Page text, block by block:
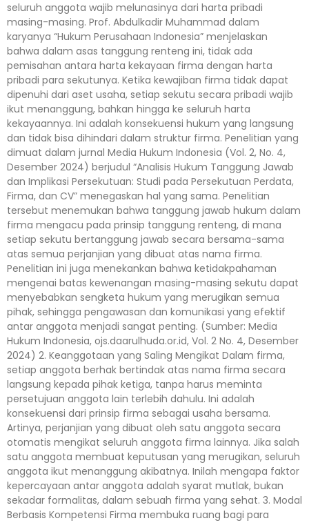
seluruh anggota wajib melunasinya dari harta pribadi
masing-masing. Prof. Abdulkadir Muhammad dalam
karyanya “Hukum Perusahaan Indonesia” menjelaskan
bahwa dalam asas tanggung renteng ini, tidak ada
pemisahan antara harta kekayaan firma dengan harta
pribadi para sekutunya. Ketika kewajiban firma tidak dapat
dipenuhi dari aset usaha, setiap sekutu secara pribadi wajib
ikut menanggung, bahkan hingga ke seluruh harta
kekayaannya. Ini adalah konsekuensi hukum yang langsung
dan tidak bisa dihindari dalam struktur firma. Penelitian yang
dimuat dalam jurnal Media Hukum Indonesia (Vol. 2, No. 4,
Desember 2024) berjudul “Analisis Hukum Tanggung Jawab
dan Implikasi Persekutuan: Studi pada Persekutuan Perdata,
Firma, dan CV” menegaskan hal yang sama. Penelitian
tersebut menemukan bahwa tanggung jawab hukum dalam
firma mengacu pada prinsip tanggung renteng, di mana
setiap sekutu bertanggung jawab secara bersama-sama
atas semua perjanjian yang dibuat atas nama firma.
Penelitian ini juga menekankan bahwa ketidakpahaman
mengenai batas kewenangan masing-masing sekutu dapat
menyebabkan sengketa hukum yang merugikan semua
pihak, sehingga pengawasan dan komunikasi yang efektif
antar anggota menjadi sangat penting. (Sumber: Media
Hukum Indonesia, ojs.daarulhuda.or.id, Vol. 2 No. 4, Desember
2024) 2. Keanggotaan yang Saling Mengikat Dalam firma,
setiap anggota berhak bertindak atas nama firma secara
langsung kepada pihak ketiga, tanpa harus meminta
persetujuan anggota lain terlebih dahulu. Ini adalah
konsekuensi dari prinsip firma sebagai usaha bersama.
Artinya, perjanjian yang dibuat oleh satu anggota secara
otomatis mengikat seluruh anggota firma lainnya. Jika salah
satu anggota membuat keputusan yang merugikan, seluruh
anggota ikut menanggung akibatnya. Inilah mengapa faktor
kepercayaan antar anggota adalah syarat mutlak, bukan
sekadar formalitas, dalam sebuah firma yang sehat. 3. Modal
Berbasis Kompetensi Firma membuka ruang bagi para